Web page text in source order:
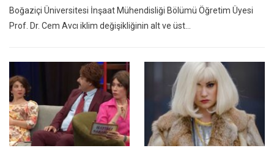
Boğaziçi Üniversitesi İnşaat Mühendisliği Bölümü Öğretim Üyesi
Prof. Dr. Cem Avcı iklim değişikliğinin alt ve üst…